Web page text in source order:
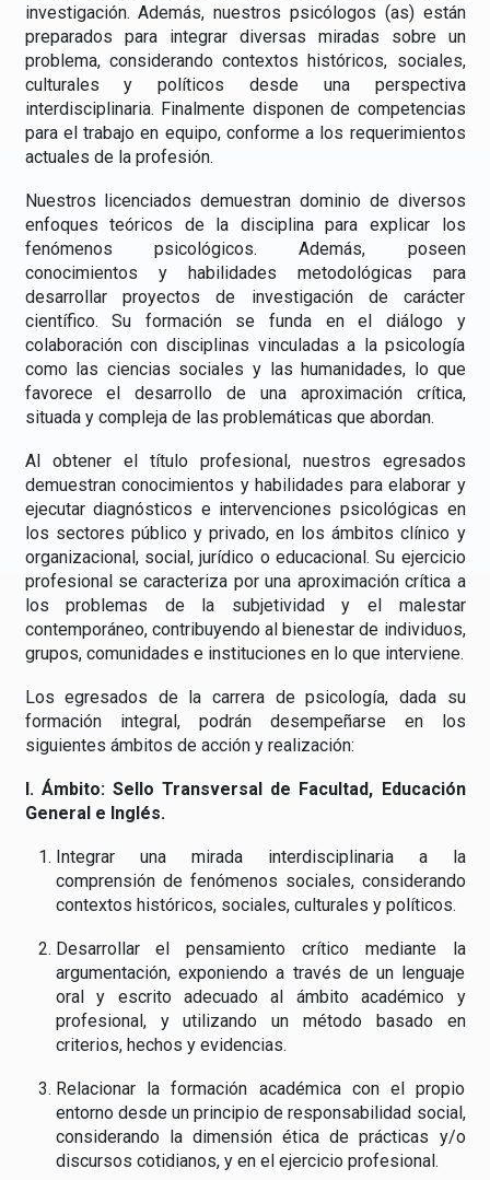
investigación. Además, nuestros psicólogos (as) están
preparados para integrar diversas miradas sobre un
problema, considerando contextos históricos, sociales,
culturales y políticos desde una perspectiva
interdisciplinaria. Finalmente disponen de competencias
para el trabajo en equipo, conforme a los requerimientos
actuales de la profesión.
Nuestros licenciados demuestran dominio de diversos
enfoques teóricos de la disciplina para explicar los
fenómenos psicológicos. Además, poseen
conocimientos y habilidades metodológicas para
desarrollar proyectos de investigación de carácter
científico. Su formación se funda en el diálogo y
colaboración con disciplinas vinculadas a la psicología
como las ciencias sociales y las humanidades, lo que
favorece el desarrollo de una aproximación crítica,
situada y compleja de las problemáticas que abordan.
Al obtener el título profesional, nuestros egresados
demuestran conocimientos y habilidades para elaborar y
ejecutar diagnósticos e intervenciones psicológicas en
los sectores público y privado, en los ámbitos clínico y
organizacional, social, jurídico o educacional. Su ejercicio
profesional se caracteriza por una aproximación crítica a
los problemas de la subjetividad y el malestar
contemporáneo, contribuyendo al bienestar de individuos,
grupos, comunidades e instituciones en lo que interviene.
Los egresados de la carrera de psicología, dada su
formación integral, podrán desempeñarse en los
siguientes ámbitos de acción y realización:
I. Ámbito: Sello Transversal de Facultad, Educación
General e Inglés.
Integrar una mirada interdisciplinaria a la
comprensión de fenómenos sociales, considerando
contextos históricos, sociales, culturales y políticos.
Desarrollar el pensamiento crítico mediante la
argumentación, exponiendo a través de un lenguaje
oral y escrito adecuado al ámbito académico y
profesional, y utilizando un método basado en
criterios, hechos y evidencias.
Relacionar la formación académica con el propio
entorno desde un principio de responsabilidad social,
considerando la dimensión ética de prácticas y/o
discursos cotidianos, y en el ejercicio profesional.